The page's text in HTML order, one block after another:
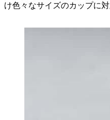
け色々なサイズのカップに